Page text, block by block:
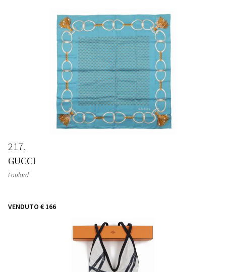
217
GUCCI
Foulard
VENDUTO € 166